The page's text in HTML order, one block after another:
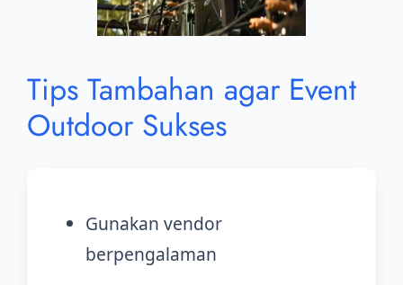
Tips Tambahan agar Event
Outdoor Sukses
Gunakan vendor
berpengalaman